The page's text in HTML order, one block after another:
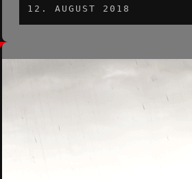
12. AUGUST 2018